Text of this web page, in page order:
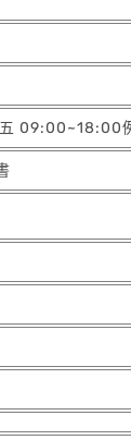
09:00~18:00